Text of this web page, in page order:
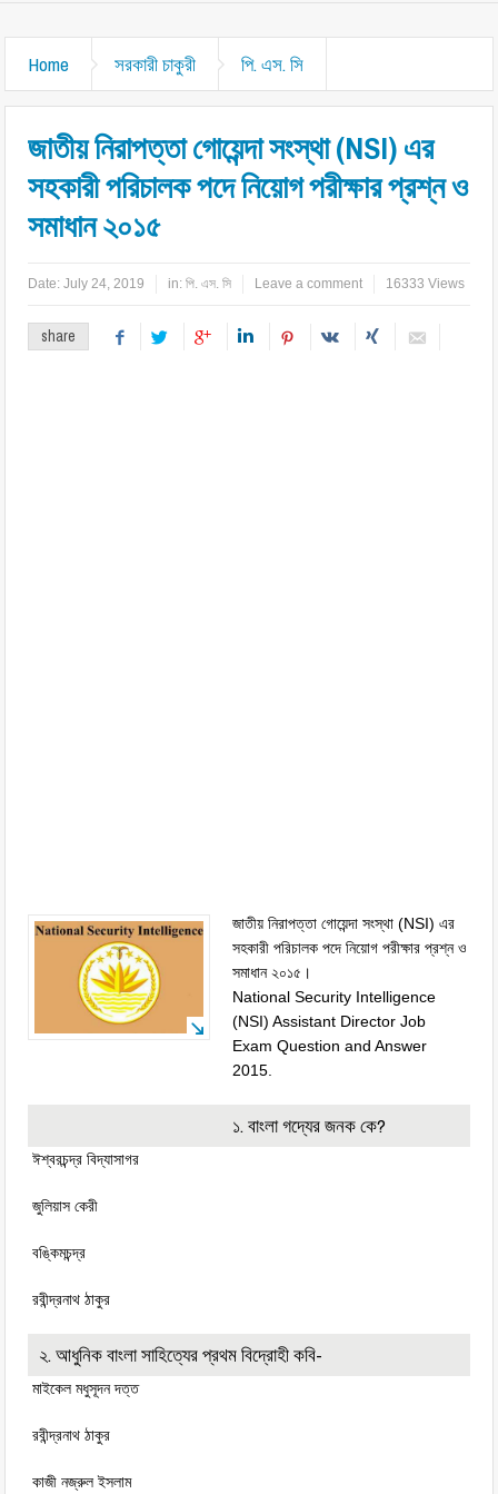
Home সরকারী চাকুরী পি. এস. সি
জাতীয় নিরাপত্তা গোয়েন্দা সংস্থা (NSI) এর
সহকারী পরিচালক পদে নিয়োগ পরীক্ষার প্রশ্ন ও
সমাধান ২০১৫
Date:July 24, 2019 in:পি. এস. সি Leave a comment 16333 Views
share
জাতীয় নিরাপত্তা গোয়েন্দা সংস্থা (NSI) এর
সহকারী পরিচালক পদে নিয়োগ পরীক্ষার প্রশ্ন ও
সমাধান ২০১৫।
National Security Intelligence
(NSI) Assistant Director Job
Exam Question and Answer
2015.
১. বাংলা গদ্যের জনক কে?
ঈশ্বরচন্দ্র বিদ্যাসাগর
জুলিয়াস কেরী
বঙ্কিমচন্দ্র
রবীন্দ্রনাথ ঠাকুর
২. আধুনিক বাংলা সাহিত্যের প্রথম বিদ্রোহী কবি-
মাইকেল মধুসূদন দত্ত
রবীন্দ্রনাথ ঠাকুর
কাজী নজ্রুল ইসলাম